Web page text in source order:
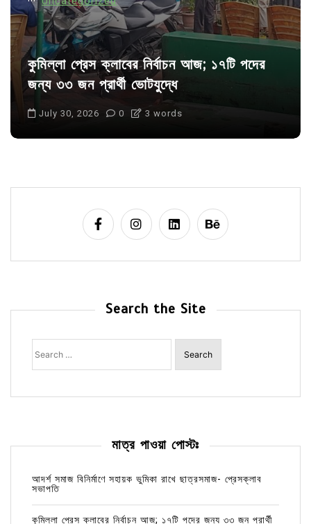
কুমিল্লা প্রেস ক্লাবের নির্বাচন আজ; ১৭টি পদের
জন্য ৩৩ জন প্রার্থী ভোটযুদ্ধে
July 30, 2026 0 3 words
Search the Site
Search
for:
মাত্র পাওয়া পোস্টঃ
আদর্শ সমাজ বিনির্মাণে সহায়ক ভুমিকা রাখে ছাত্রসমাজ- প্রেসক্লাব
সভাপতি
কুমিল্লা প্রেস ক্লাবের নির্বাচন আজ; ১৭টি পদের জন্য ৩৩ জন প্রার্থী